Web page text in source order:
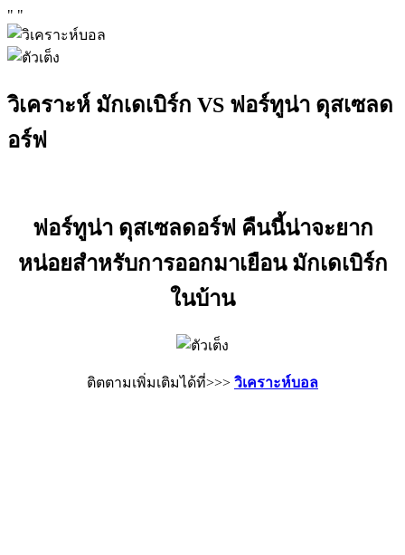
" "
วิเคราะห์ มักเดเบิร์ก VS ฟอร์ทูน่า ดุสเซลด
อร์ฟ
ฟอร์ทูน่า ดุสเซลดอร์ฟ คืนนี้น่าจะยาก
หน่อยสำหรับการออกมาเยือน มักเดเบิร์ก
ในบ้าน
ติตตามเพิ่มเติมได้ที่>>> วิเคราะห์บอล